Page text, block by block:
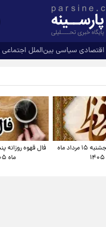
اقتصادی سیاسی بین‌الملل اجتماعی
فال حافظ پنجشنبه ۱۵ مرداد ماه
۱۴۰۵
ماه ۱۴۰۵